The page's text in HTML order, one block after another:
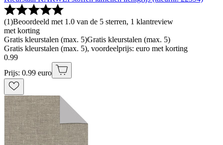
(1)Beoordeeld met 1.0 van de 5 sterren, 1 klantreview
met korting
Gratis kleurstalen (max. 5)Gratis kleurstalen (max. 5)
Gratis kleurstalen (max. 5), voordeelprijs: euro met korting
0.99
Prijs: 0.99 euro